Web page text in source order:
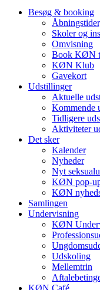
Besøg & booking
Skoler og
Omvisning
Book KØN
KØN Klub
Gavekort
Udstillinger
Aktuelle
Kommende
Tidligere
Aktiviteter
Det sker
Kalender
Nyheder
Nyt
KØN pop-
KØN
Samlingen
Undervisning
KØN
Udskoling
Mellemtrin
KØN Café